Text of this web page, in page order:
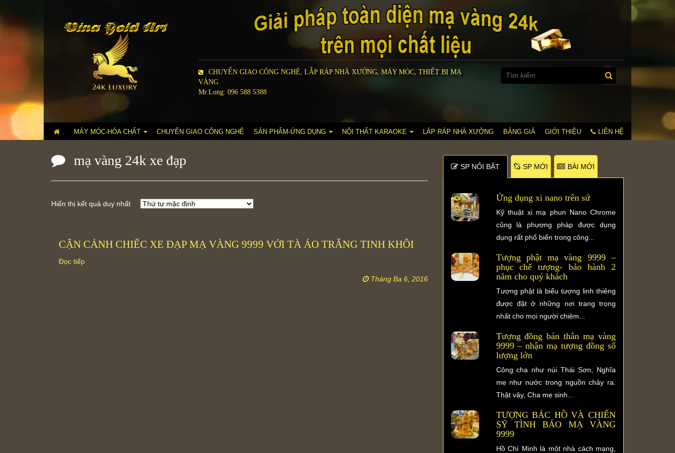
CHUYỂN GIAO CÔNG NGHỆ, LẮP RÁP NHÀ XƯỞNG, MÁY MÓC, THIẾT BỊ MẠ
VÀNG
Mr.Long: 096 588 5388
MÁY MÓC-HÓA CHẤT CHUYỂN GIAO CÔNG NGHỆ SẢN PHẨM-ỨNG DỤNG NỘI THẤT KARAOKE LẮP RÁP NHÀ XƯỞNG BẢNG GIÁ GIỚI THIỆU LIÊN HỆ
mạ vàng 24k xe đạp
Hiển thị kết quả duy nhất
CẬN CẢNH CHIẾC XE ĐẠP MẠ VÀNG 9999 VỚI TÀ ÁO TRẮNG TINH KHÔI
Đọc tiếp
Tháng Ba 6, 2016
SP NỐI BẬT SP MỚI BÀI MỚI
Ứng dụng xi nano trên sứ
Kỹ thuật xi mạ phun Nano Chrome
cũng là phương pháp được dụng
dụng rất phổ biến trong công...
Tượng phật mạ vàng 9999 –
phục chế tượng- bảo hành 2
năm cho quý khách
Tượng phật là biểu tượng linh thiêng
được đặt ở những nơi trang trọng
nhất cho mọi người chiêm...
Tượng đồng bán thân mạ vàng
9999 – nhận mạ tượng đồng số
lượng lớn
Công cha như núi Thái Sơn, Nghĩa
mẹ như nước trong nguồn chảy ra.
Thật vậy, Cha mẹ sinh...
TƯỢNG BÁC HỒ VÀ CHIẾN
SỸ TÌNH BÁO MẠ VÀNG
9999
Hồ Chí Minh là một nhà cách mạng,